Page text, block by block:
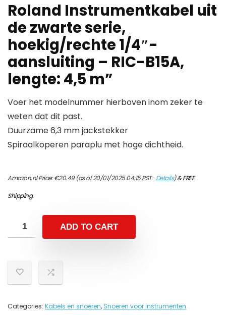
Roland Instrumentkabel uit
de zwarte serie,
hoekig/rechte 1/4″-
aansluiting – RIC-B15A,
lengte: 4,5 m”
Voer het modelnummer hierboven inom zeker te
weten dat dit past.
Duurzame 6,3 mm jackstekker
Spiraalkoperen paraplu met hoge dichtheid.
Amazon.nl Price:€20.49(as of 20/01/2025 04:15 PST-Details)&FREE
Shipping.
ADD TO CART
Categories: Kabels en snoeren, Snoeren voor instrumenten